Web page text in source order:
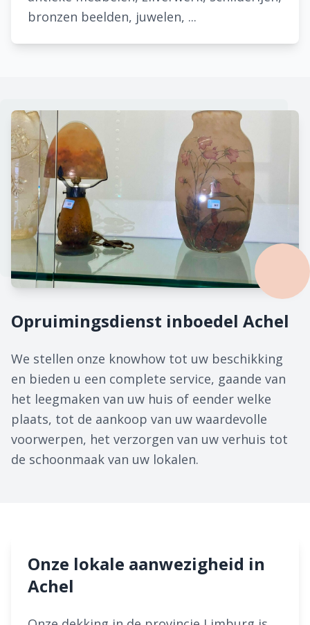
bronzen beelden, juwelen, ...
Opruimingsdienst inboedel Achel
We stellen onze knowhow tot uw beschikking
en bieden u een complete service, gaande van
het leegmaken van uw huis of eender welke
plaats, tot de aankoop van uw waardevolle
voorwerpen, het verzorgen van uw verhuis tot
de schoonmaak van uw lokalen.
Onze lokale aanwezigheid in
Achel